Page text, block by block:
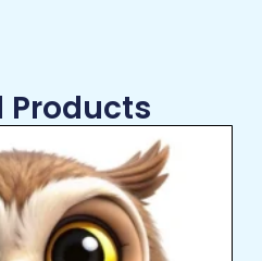
Products